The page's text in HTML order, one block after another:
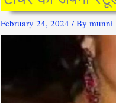
February 24, 2024 / By munni